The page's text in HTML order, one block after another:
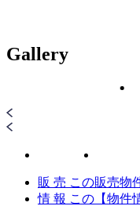
Gallery
販 売 この販売物
情 報 この【物件